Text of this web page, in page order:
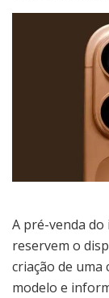
A pré-venda
reservem o
criação de uma
modelo e